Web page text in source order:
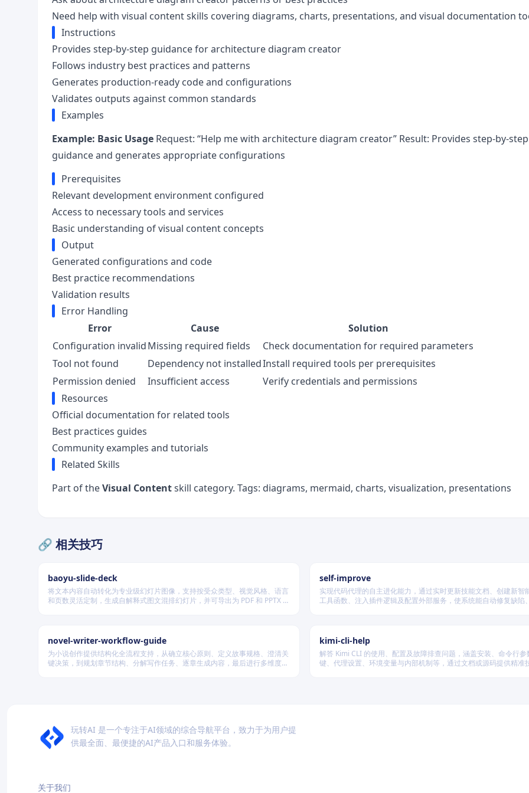
Need help with visual content skills covering diagrams, charts, presentations, and visual documentation
Instructions
Provides step-by-step guidance for architecture diagram creator
Follows industry best practices and patterns
Generates production-ready code and configurations
Validates outputs against common standards
Examples
Example: Basic Usage Request: “Help me with architecture diagram creator” Result: Provides step-by-step
guidance and generates appropriate configurations
Prerequisites
Relevant development environment configured
Access to necessary tools and services
Basic understanding of visual content concepts
Output
Generated configurations and code
Best practice recommendations
Validation results
Error Handling
Error
Cause
Solution
Configuration invalidMissing required fields
Check documentation for required parameters
Tool not found
Dependency not installedInstall required tools per prerequisites
Permission denied
Insufficient access
Verify credentials and permissions
Resources
Official documentation for related tools
Best practices guides
Community examples and tutorials
Related Skills
Part of theVisual Contentskill category. Tags: diagrams, mermaid, charts, visualization, presentations
🔗 相关技巧
baoyu-slide-deck
将文本内容自动转化为专业级幻灯片图像，支持按受众类型、视觉风格、语言
和页数灵活定制，生成自解释式图文混排幻灯片，并可导出为 PDF 和 PPTX 格
self-improve
实现代码代理的自主进化能力，通过实时更新技能文档、创建新智
工具函数、注入插件逻辑及配置外部服务，使系统能自动修复缺陷
novel-writer-workflow-guide
为小说创作提供结构化全流程支持，从确立核心原则、定义故事规格、澄清关
键决策，到规划章节结构、分解写作任务、逐章生成内容，最后进行多维度质
kimi-cli-help
解答 Kimi CLI 的使用、配置及故障排查问题，涵盖安装、命令行参
键、代理设置、环境变量与内部机制等，通过文档或源码提供精准
玩转AI 是一个专注于AI领域的综合导航平台，致力于为用户提
供最全面、最便捷的AI产品入口和服务体验。
关于我们